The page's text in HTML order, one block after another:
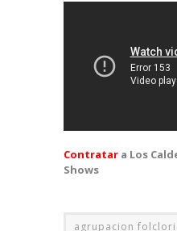
Contratar a Los
Shows
agrupacion